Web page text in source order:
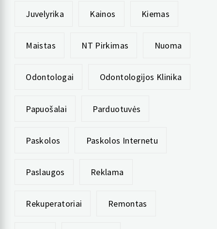
Juvelyrika Kainos Kiemas
Maistas NT Pirkimas Nuoma
Odontologai Odontologijos Klinika
Papuošalai Parduotuvės
Paskolos Paskolos Internetu
Paslaugos Reklama
Rekuperatoriai Remontas